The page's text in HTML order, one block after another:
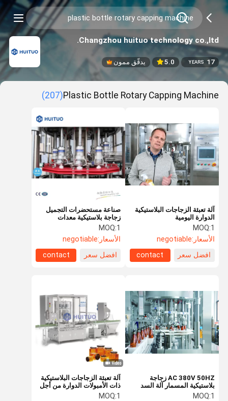
Changzhou huituo technology co.,ltd.
17
YEARS
5.0 يدقّق ممون
Plastic Bottle Rotary Capping Machine
(207)
صناعة مستحضرات التجميل
زجاجة بلاستيكية معدات
الروتاري السد
MOQ:1
الأسعار:negotiable
افضل سعر
contact
آلة تعبئة الزجاجات البلاستيكية
الدوارة اليومية
MOQ:1
الأسعار:negotiable
افضل سعر
contact
آلة تعبئة الزجاجات البلاستيكية
ذات الأمبولات الدوارة من أجل
الكواشف التشخيصية الطبية
MOQ:1
AC 380V 50HZ زجاجة
بلاستيكية المسمار آلة السد
MOQ:1